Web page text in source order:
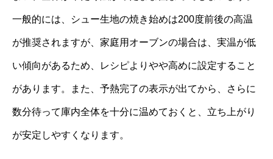
一般的には、シュー生地の焼き始めは200度前後の高温
が推奨されますが、家庭用オーブンの場合は、実温が低
い傾向があるため、レシピよりやや高めに設定すること
があります。また、予熱完了の表示が出てから、さらに
数分待って庫内全体を十分に温めておくと、立ち上がり
が安定しやすくなります。